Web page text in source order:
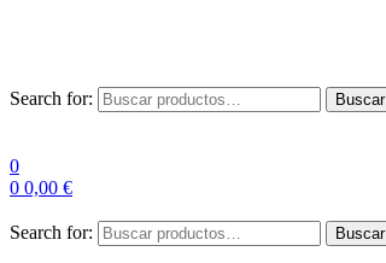
Search for: Buscar
0
0 0,00 €
Search for: Buscar